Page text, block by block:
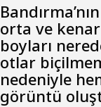
orta ve
boyları
otlar
nedeniyle
görüntü